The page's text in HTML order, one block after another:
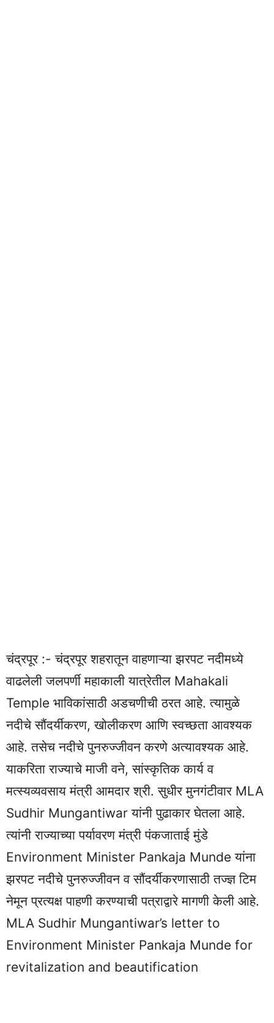
चंद्रपूर :- चंद्रपूर शहरातून वाहणाऱ्या झरपट नदीमध्ये
वाढलेली जलपर्णी महाकाली यात्रेतील Mahakali
Temple भाविकांसाठी अडचणीची ठरत आहे. त्यामुळे
नदीचे सौंदर्यीकरण, खोलीकरण आणि स्वच्छता आवश्यक
आहे. तसेच नदीचे पुनरुज्जीवन करणे अत्यावश्यक आहे.
याकरिता राज्याचे माजी वने, सांस्कृतिक कार्य व
मत्स्यव्यवसाय मंत्री आमदार श्री. सुधीर मुनगंटीवार MLA
Sudhir Mungantiwar यांनी पुढाकार घेतला आहे.
त्यांनी राज्याच्या पर्यावरण मंत्री पंकजाताई मुंडे
Environment Minister Pankaja Munde यांना
झरपट नदीचे पुनरुज्जीवन व सौंदर्यीकरणासाठी तज्ज्ञ टिम
नेमून प्रत्यक्ष पाहणी करण्याची पत्राद्वारे मागणी केली आहे.
MLA Sudhir Mungantiwar’s letter to
Environment Minister Pankaja Munde for
revitalization and beautification